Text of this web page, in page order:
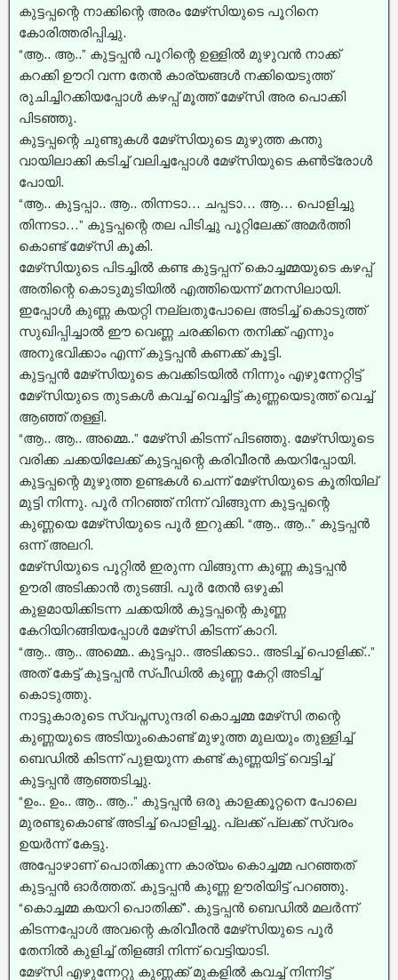
കുട്ടപ്പന്റെ നാക്കിന്റെ അരം മേഴ്‌സിയുടെ പൂറിനെ
കോരിത്തരിപ്പിച്ചു.
“ആ.. ആ..” കുട്ടപ്പൻ പൂറിന്റെ ഉള്ളിൽ മുഴുവൻ നാക്ക്
കറക്കി ഊറി വന്ന തേൻ കാര്യങ്ങൾ നക്കിയെടുത്ത്
രുചിച്ചിറക്കിയപ്പോൾ കഴപ്പ് മൂത്ത് മേഴ്‌സി അര പൊക്കി
പിടഞ്ഞു.
കുട്ടപ്പന്റെ ചുണ്ടുകൾ മേഴ്‌സിയുടെ മുഴുത്ത കന്തു
വായിലാക്കി കടിച്ച്‌ വലിച്ചപ്പോൾ മേഴ്‌സിയുടെ കൺട്രോൾ
പോയി.
“ആ.. കുട്ടപ്പാ.. ആ.. തിന്നടാ… ചപ്പടാ… ആ… പൊളിച്ചു
തിന്നടാ…” കുട്ടപ്പന്റെ തല പിടിച്ചു പൂറ്റിലേക്ക് അമർത്തി
കൊണ്ട് മേഴ്‌സി കൂകി.
മേഴ്‌സിയുടെ പിടച്ചിൽ കണ്ട കുട്ടപ്പന് കൊച്ചമ്മയുടെ കഴപ്പ്
അതിന്റെ കൊടുമുടിയിൽ എത്തിയെന്ന് മനസിലായി.
ഇപ്പോൾ കുണ്ണ കയറ്റി നല്ലതുപോലെ അടിച്ച്‌ കൊടുത്ത്
സുഖിപ്പിച്ചാൽ ഈ വെണ്ണ ചരക്കിനെ തനിക്ക് എന്നും
അനുഭവിക്കാം എന്ന് കുട്ടപ്പൻ കണക്ക് കൂട്ടി.
കുട്ടപ്പൻ മേഴ്‌സിയുടെ കവക്കിടയിൽ നിന്നും എഴുന്നേറ്റിട്ട്
മേഴ്‌സിയുടെ തുടകൾ കവച്ച്‌ വെച്ചിട്ട് കുണ്ണയെടുത്ത് വെച്ച്
ആഞ്ഞ് തള്ളി.
“ആ.. ആ.. അമ്മെ..” മേഴ്‌സി കിടന്ന് പിടഞ്ഞു. മേഴ്‌സിയുടെ
വരിക്ക ചക്കയിലേക്ക് കുട്ടപ്പന്റെ കരിവീരൻ കയറിപ്പോയി.
കുട്ടപ്പന്റെ മുഴുത്ത ഉണ്ടകൾ ചെന്ന് മേഴ്‌സിയുടെ കൂതിയില്
മുട്ടി നിന്നു. പൂർ നിറഞ്ഞ് നിന്ന് വിങ്ങുന്ന കുട്ടപ്പന്റെ
കുണ്ണയെ മേഴ്‌സിയുടെ പൂർ ഇറുക്കി. “ആ.. ആ..” കുട്ടപ്പൻ
ഒന്ന് അലറി.
മേഴ്‌സിയുടെ പൂറ്റിൽ ഇരുന്ന വിങ്ങുന്ന കുണ്ണ കുട്ടപ്പൻ
ഊരി അടിക്കാൻ തുടങ്ങി. പൂർ തേൻ ഒഴുകി
കുളമായിക്കിടന്ന ചക്കയിൽ കുട്ടപ്പന്റെ കുണ്ണ
കേറിയിറങ്ങിയപ്പോൾ മേഴ്‌സി കിടന്ന് കാറി.
“ആ.. ആ.. അമ്മെ.. കുട്ടപ്പാ.. അടിക്കടാ.. അടിച്ച്‌ പൊളിക്ക്..”
അത് കേട്ട് കുട്ടപ്പൻ സ്പീഡിൽ കുണ്ണ കേറ്റി അടിച്ച്‌
കൊടുത്തു.
നാട്ടുകാരുടെ സ്വപ്നസുന്ദരി കൊച്ചമ്മ മേഴ്‌സി തന്റെ
കുണ്ണയുടെ അടിയുംകൊണ്ട് മുഴുത്ത മുലയും തുള്ളിച്ച്‌
ബെഡിൽ കിടന്ന് പുളയുന്ന കണ്ട് കുണ്ണയിട്ട് വെട്ടിച്ച്‌
കുട്ടപ്പൻ ആഞ്ഞടിച്ചു.
“ഉം.. ഉം.. ആ.. ആ..” കുട്ടപ്പൻ ഒരു കാളക്കൂറ്റനെ പോലെ
മുരണ്ടുകൊണ്ട് അടിച്ച്‌ പൊളിച്ചു. പ്ലക്ക് പ്ലക്ക് സ്വരം
ഉയർന്ന് കേട്ടു.
അപ്പോഴാണ് പൊതിക്കുന്ന കാര്യം കൊച്ചമ്മ പറഞ്ഞത്
കുട്ടപ്പൻ ഓർത്തത്. കുട്ടപ്പൻ കുണ്ണ ഊരിയിട്ട് പറഞ്ഞു.
“കൊച്ചമ്മ കയറി പൊതിക്ക്”. കുട്ടപ്പൻ ബെഡിൽ മലർന്ന്
കിടന്നപ്പോൾ അവന്റെ കരിവീരൻ മേഴ്‌സിയുടെ പൂർ
തേനിൽ കുളിച്ച്‌ തിളങ്ങി നിന്ന് വെട്ടിയാടി.
മേഴ്‌സി എഴുന്നേറ്റു കുണ്ണക്ക് മുകളിൽ കവച്ച്‌ നിന്നിട്ട്